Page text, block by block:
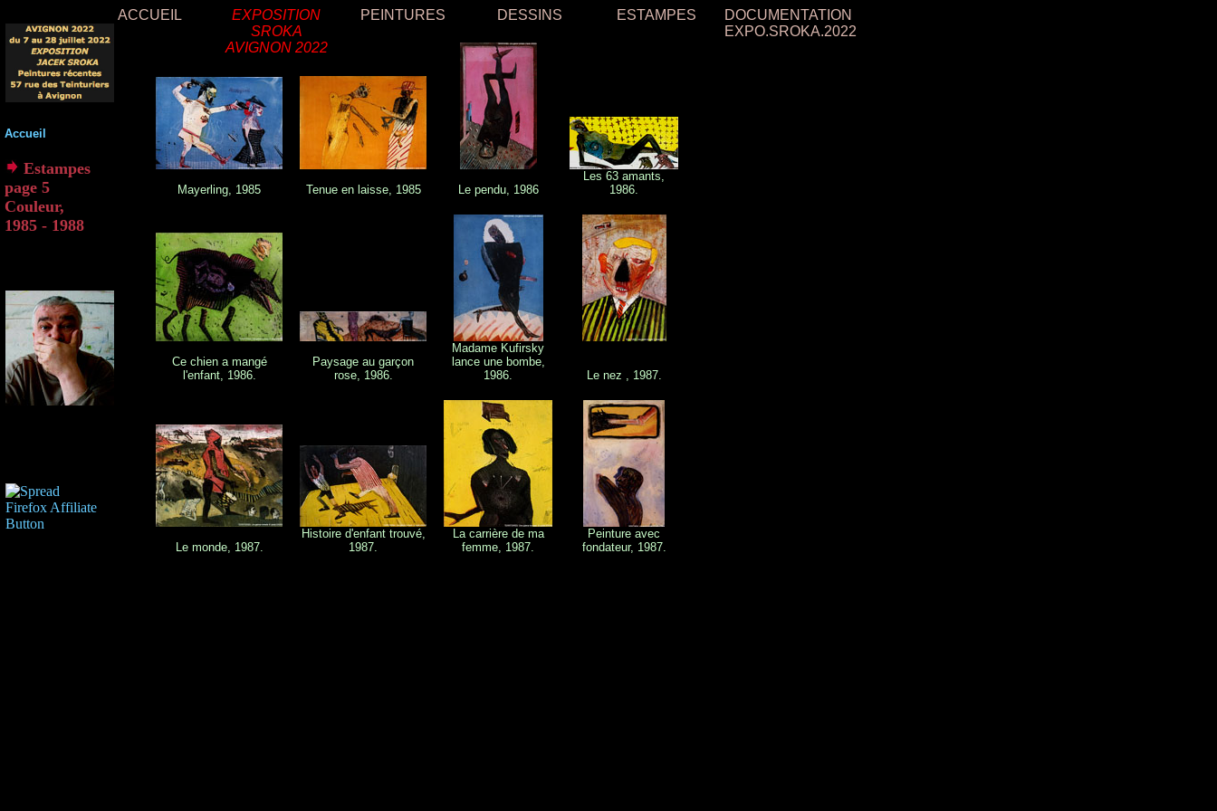
Accueil
Estampes
page 5
Couleur,
1985 - 1988
Mayerling, 1985 Tenue en laisse, 1985 Le pendu, 1986
Les 63 amants,
1986.
Ce chien a mangé
l'enfant, 1986.
Paysage au garçon
rose, 1986.
Madame Kufirsky
lance une bombe,
1986.
Le nez , 1987.
Le monde, 1987.
Histoire d'enfant trouvé,
1987.
La carrière de ma
femme, 1987.
Peinture avec
fondateur, 1987.
ACCUEIL
EXPOSITION
SROKA
AVIGNON 2022
PEINTURES DESSINS ESTAMPES
DOCUMENTATION
EXPO.SROKA.2022